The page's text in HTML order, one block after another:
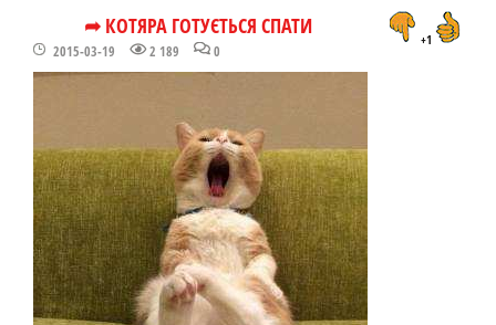
➦ КОТЯРА ГОТУЄТЬСЯ СПАТИ
2015-03-19 2 189 0
+1